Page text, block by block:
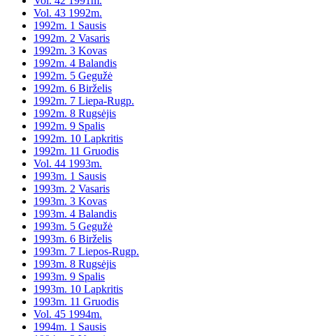
Vol. 43 1992m.
1992m. 1 Sausis
1992m. 2 Vasaris
1992m. 3 Kovas
1992m. 4 Balandis
1992m. 5 Gegužė
1992m. 6 Birželis
1992m. 7 Liepa-Rugp.
1992m. 8 Rugsėjis
1992m. 9 Spalis
1992m. 10 Lapkritis
1992m. 11 Gruodis
Vol. 44 1993m.
1993m. 1 Sausis
1993m. 2 Vasaris
1993m. 3 Kovas
1993m. 4 Balandis
1993m. 5 Gegužė
1993m. 6 Birželis
1993m. 7 Liepos-Rugp.
1993m. 8 Rugsėjis
1993m. 9 Spalis
1993m. 10 Lapkritis
1993m. 11 Gruodis
Vol. 45 1994m.
1994m. 1 Sausis